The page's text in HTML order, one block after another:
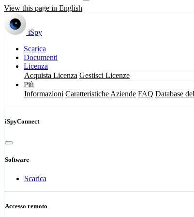
View this page in English
iSpy
Scarica
Documenti
Licenza
Acquista Licenza Gestisci Licenze
Più
Informazioni Caratteristiche Aziende FAQ Database
iSpyConnect
Software
Scarica
Accesso remoto